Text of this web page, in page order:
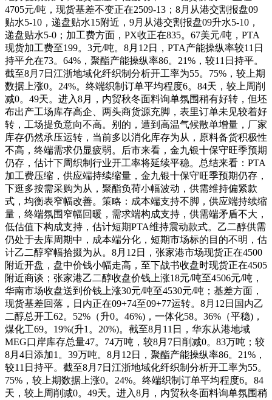
4705元/吨，现货基差不变正在2509-13；8月从港交割报盘09
贴水5-10，递盘贴水15附近，9月从港交割报盘09升水5-10，
递盘贴水5-0；加工费方面，PX收正在835。67美元/吨，PTA
现货加工费至199。3元/吨。8月12日，PTA产能操纵率较11日
持平允在73。64%，聚酯产能操纵率86。21%，较11日持平。
截至8月7日江浙地域化纤织制分析开工率为55。75%，较上期
数据上涨0。24%。终端织制订单平均程度6。84天，较上周削
减0。49天。进入8月，内贸秋冬面料询单氛围稍有好转，但坯
布出产工场库存高企、两头商货源充脚，表里订单未见较着好
转，工场提负意向不高。别的，遭到高温气候散单增量，厂家
库存仍然承压运转，当前多以消化库存为从，原料备货积极性
不高，终端需求仍显疲弱。后市来看，金九银十保守旺季预期
仍存，估计下周织制行业开工率将延续平稳。总结来看：PTA
加工费压缩，供应端持续缩量，金九银十保守旺季预期仍存，
下逛多按需采购为从，聚酯负荷小幅波动，供需维持偏紧款
式，均衡表窄幅改善。策略：成本端支持不脚，供应端持续缩
量，终端氛围窄幅回暖，需求端构成支持，供需端矛盾不大，
低估值下构成支持，估计短期PTA维持震动款式。乙二醇供需
仍处于去库周期中，成本端分化，短期市场标的目的不明，估
计乙二醇窄幅拾掇为从。8月12日，张家港市场现货正在4500
附近开盘，盘中价钱小幅走高，至下战书收盘时现货正在4505
附近商谈；张家港乙二醇收盘价钱上涨18元/吨至4506元/吨，
华南市场收盘送到价钱上涨30元/吨至4530元/吨；基差方面，
现货基差回落，日内正在09+74至09+77运转。8月12日国内乙
二醇总开工62。52%（升0。46%)，一体化58。36%（平稳)，
煤化工69。19%(升1。20%)。截至8月11日，华东从港地域
MEG口岸库存总量47。74万吨，较8月7日削减0。83万吨；较
8月4日添加1。39万吨。8月12日，聚酯产能操纵率86。21%，
较11日持平。截至8月7日江浙地域化纤织制分析开工率为55。
75%，较上期数据上涨0。24%。终端织制订单平均程度6。84
天，较上周削减0。49天。进入8月，内贸秋冬面料询单氛围稍